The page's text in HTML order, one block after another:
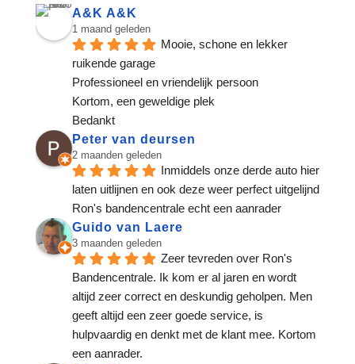
A&K A&K
1 maand geleden
Mooie, schone en lekker
ruikende garage
Professioneel en vriendelijk persoon
Kortom, een geweldige plek
Bedankt
Peter van deursen
2 maanden geleden
Inmiddels onze derde auto hier
laten uitlijnen en ook deze weer perfect uitgelijnd
Ron's bandencentrale echt een aanrader
Guido van Laere
3 maanden geleden
Zeer tevreden over Ron's
Bandencentrale. Ik kom er al jaren en wordt
altijd zeer correct en deskundig geholpen. Men
geeft altijd een zeer goede service, is
hulpvaardig en denkt met de klant mee. Kortom
een aanrader.